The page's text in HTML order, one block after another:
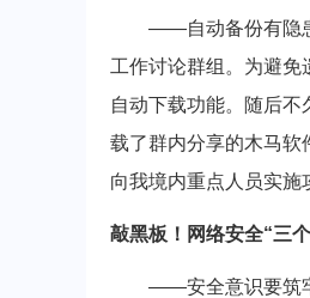
——自动备份有隐患
工作讨论群组。为避
自动下载功能。随后
载了群内分享的木马软
向我境内重点人员实施
敲黑板！网络安全“三
——安全意识要筑牢